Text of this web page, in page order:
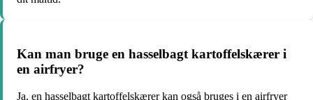
Kan man bruge en hasselbagt kartoffelskærer i
en airfryer?
Ja, en hasselbagt kartoffelskærer kan også bruges i en airfryer